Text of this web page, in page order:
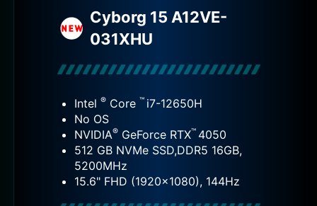
Cyborg 15 A12VE-
031XHU
Intel ®Core ™ i7-12650H
No OS
NVIDIA®GeForce RTX™ 4050
512 GB NVMe SSD,DDR5 16GB,
5200MHz
15.6" FHD (1920x1080), 144Hz